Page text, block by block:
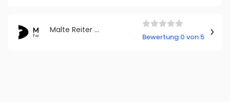
Malte Reiter Fotografie
Bewertung 0 von 5